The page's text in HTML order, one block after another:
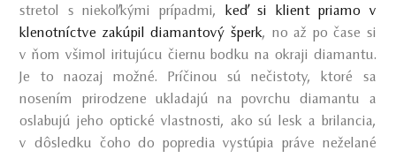
stretol s niekoľkými prípadmi, keď si klient priamo v
klenotníctve zakúpil diamantový šperk, no až po čase si
v ňom všimol iritujúcu čiernu bodku na okraji diamantu.
Je to naozaj možné. Príčinou sú nečistoty, ktoré sa
nosením prirodzene ukladajú na povrchu diamantu a
oslabujú jeho optické vlastnosti, ako sú lesk a brilancia,
v dôsledku čoho do popredia vystúpia práve neželané